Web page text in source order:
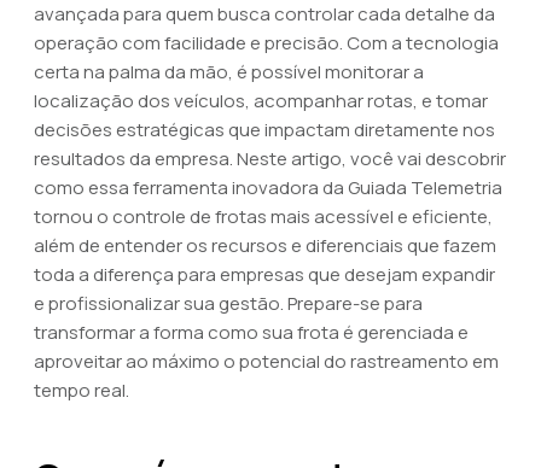
avançada para quem busca controlar cada detalhe da
operação com facilidade e precisão. Com a tecnologia
certa na palma da mão, é possível monitorar a
localização dos veículos, acompanhar rotas, e tomar
decisões estratégicas que impactam diretamente nos
resultados da empresa. Neste artigo, você vai descobrir
como essa ferramenta inovadora da Guiada Telemetria
tornou o controle de frotas mais acessível e eficiente,
além de entender os recursos e diferenciais que fazem
toda a diferença para empresas que desejam expandir
e profissionalizar sua gestão. Prepare-se para
transformar a forma como sua frota é gerenciada e
aproveitar ao máximo o potencial do rastreamento em
tempo real.